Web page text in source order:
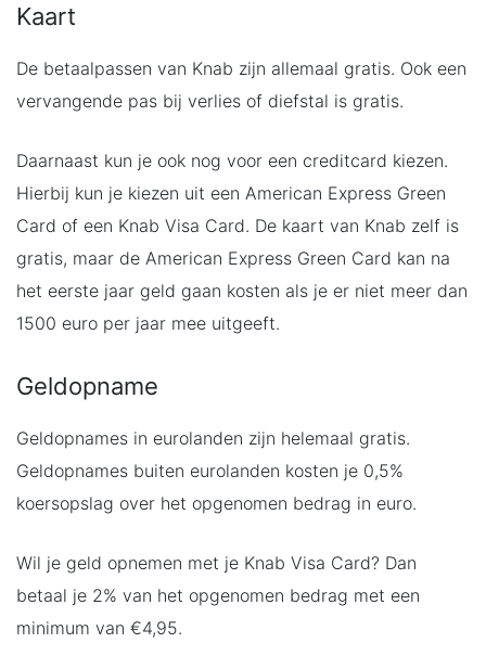
Kaart
De betaalpassen van Knab zijn allemaal gratis. Ook een
vervangende pas bij verlies of diefstal is gratis.
Daarnaast kun je ook nog voor een creditcard kiezen.
Hierbij kun je kiezen uit een American Express Green
Card of een Knab Visa Card. De kaart van Knab zelf is
gratis, maar de American Express Green Card kan na
het eerste jaar geld gaan kosten als je er niet meer dan
1500 euro per jaar mee uitgeeft.
Geldopname
Geldopnames in eurolanden zijn helemaal gratis.
Geldopnames buiten eurolanden kosten je 0,5%
koersopslag over het opgenomen bedrag in euro.
Wil je geld opnemen met je Knab Visa Card? Dan
betaal je 2% van het opgenomen bedrag met een
minimum van €4,95.